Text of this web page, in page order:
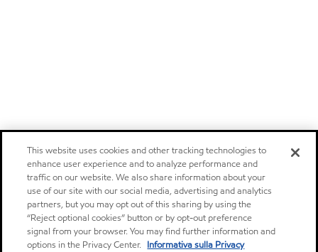
This website uses cookies and other tracking technologies to
enhance user experience and to analyze performance and
traffic on our website. We also share information about your
use of our site with our social media, advertising and analytics
partners, but you may opt out of this sharing by using the
“Reject optional cookies” button or by opt-out preference
signal from your browser. You may find further information and
options in the Privacy Center. Informativa sulla Privacy